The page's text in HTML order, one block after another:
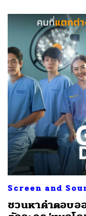
Screen and
ชวนหาคำตอบอ
SHARE